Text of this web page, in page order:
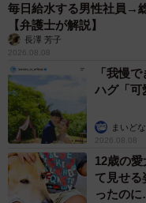
毎日給水する男性社員→
【弁護士が解説】
長澤 芳子
2026.08.08
「我慢
ハグ「可
まいど
2026.08.08
12歳の
て見せ
ったの